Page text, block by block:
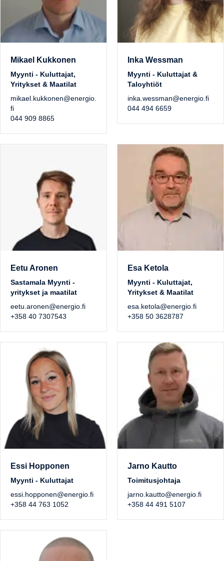
Mikael Kukkonen
Myynti - Kuluttajat,
Yritykset & Maatilat
mikael.kukkonen@energio.
fi
044 909 8865
Inka Wessman
Myynti - Kuluttajat &
Taloyhtiöt
inka.wessman@energio.fi
044 494 6659
Eetu Aronen
Sastamala Myynti -
yritykset ja maatilat
eetu.aronen@energio.fi
+358 40 7307543
Esa Ketola
Myynti - Kuluttajat,
Yritykset & Maatilat
esa.ketola@energio.fi
+358 50 3628787
Essi Hopponen
Myynti - Kuluttajat
essi.hopponen@energio.fi
+358 44 763 1052
Jarno Kautto
Toimitusjohtaja
jarno.kautto@energio.fi
+358 44 491 5107